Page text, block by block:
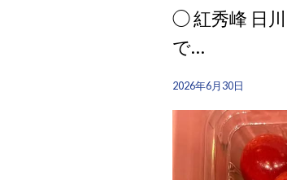
◯ 紅秀峰 日
で…
2026年6月30日